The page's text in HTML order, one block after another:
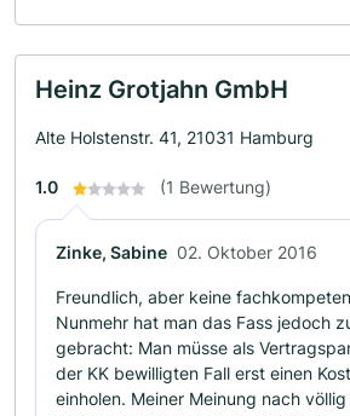
Heinz Grotjahn GmbH
Alte Holstenstr. 41, 21031 Hamburg
1.0 (1 Bewertung)
Zinke, Sabine 02. Oktober 2016
Freundlich, aber keine
Nunmehr hat man das Fass jedoch
gebracht: Man müsse als
der KK bewilligten Fall erst einen
einholen. Meiner Meinung nach